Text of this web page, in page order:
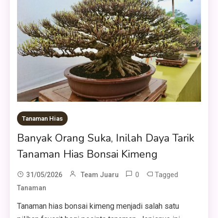
Tanaman Hias
Banyak Orang Suka, Inilah Daya Tarik
Tanaman Hias Bonsai Kimeng
31/05/2026 Team Juaru 0 Tagged
Tanaman
Tanaman hias bonsai kimeng menjadi salah satu